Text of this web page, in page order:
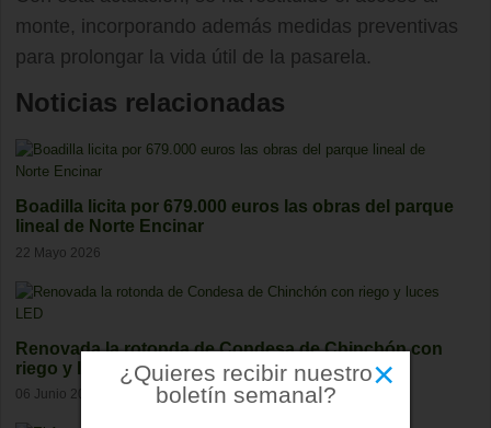
monte, incorporando además medidas preventivas
para prolongar la vida útil de la pasarela.
Noticias relacionadas
Boadilla licita por 679.000 euros las obras del parque
lineal de Norte Encinar
22 Mayo 2026
Renovada la rotonda de Condesa de Chinchón con
riego y luces LED
06 Junio 2026 ×
¿Quieres recibir nuestro
boletín semanal?